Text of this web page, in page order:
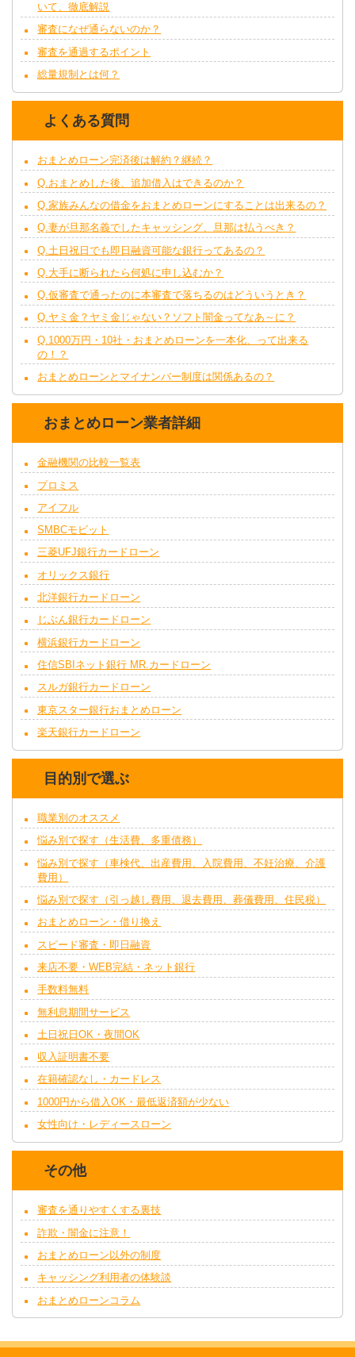
いて、徹底解説
審査になぜ通らないのか？
審査を通過するポイント
総量規制とは何？
よくある質問
おまとめローン完済後は解約？継続？
Q.おまとめした後、追加借入はできるのか？
Q.家族みんなの借金をおまとめローンにすることは出来るの？
Q.妻が旦那名義でしたキャッシング、旦那は払うべき？
Q.土日祝日でも即日融資可能な銀行ってあるの？
Q.大手に断られたら何処に申し込むか？
Q.仮審査で通ったのに本審査で落ちるのはどういうとき？
Q.ヤミ金？ヤミ金じゃない？ソフト闇金ってなあ～に？
Q.1000万円・10社・おまとめローンを一本化、って出来る
の！？
おまとめローンとマイナンバー制度は関係あるの？
おまとめローン業者詳細
金融機関の比較一覧表
プロミス
アイフル
SMBCモビット
三菱UFJ銀行カードローン
オリックス銀行
北洋銀行カードローン
じぶん銀行カードローン
横浜銀行カードローン
住信SBIネット銀行 MR.カードローン
スルガ銀行カードローン
東京スター銀行おまとめローン
楽天銀行カードローン
目的別で選ぶ
職業別のオススメ
悩み別で探す（生活費、多重債務）
悩み別で探す（車検代、出産費用、入院費用、不妊治療、介護
費用）
悩み別で探す（引っ越し費用、退去費用、葬儀費用、住民税）
おまとめローン・借り換え
スピード審査・即日融資
来店不要・WEB完結・ネット銀行
手数料無料
無利息期間サービス
土日祝日OK・夜間OK
収入証明書不要
在籍確認なし・カードレス
1000円から借入OK・最低返済額が少ない
女性向け・レディースローン
その他
審査を通りやすくする裏技
詐欺・闇金に注意！
おまとめローン以外の制度
キャッシング利用者の体験談
おまとめローンコラム